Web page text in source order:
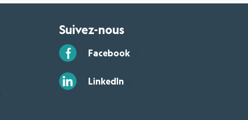
Suivez-nous
Facebook
LinkedIn